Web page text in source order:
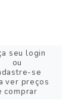
seu login
ou
se
ver preços
comprar